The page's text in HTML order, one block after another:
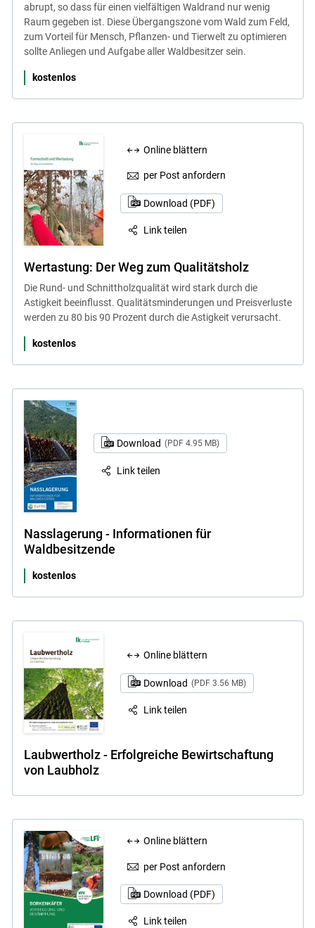
abrupt, so dass für einen vielfältigen Waldrand nur wenig
Raum gegeben ist. Diese Übergangszone vom Wald zum Feld,
zum Vorteil für Mensch, Pflanzen- und Tierwelt zu optimieren
sollte Anliegen und Aufgabe aller Waldbesitzer sein.
kostenlos
Online blättern
per Post anfordern
Download (PDF)
Link teilen
Wertastung: Der Weg zum Qualitätsholz
Die Rund- und Schnittholzqualität wird stark durch die
Astigkeit beeinflusst. Qualitätsminderungen und Preisverluste
werden zu 80 bis 90 Prozent durch die Astigkeit verursacht.
kostenlos
Download (PDF 4.95 MB)
Link teilen
Nasslagerung - Informationen für
Waldbesitzende
kostenlos
Online blättern
Download (PDF 3.56 MB)
Link teilen
Laubwertholz - Erfolgreiche Bewirtschaftung
von Laubholz
Online blättern
per Post anfordern
Download (PDF)
Link teilen